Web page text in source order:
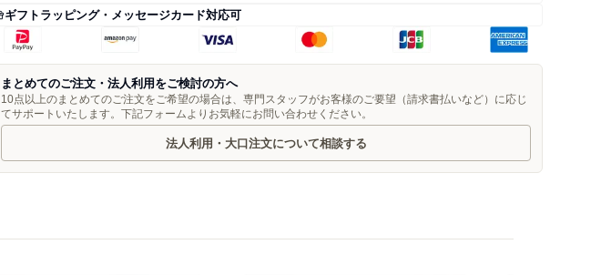
ギフトラッピング・メッセージカード対応可
まとめてのご注文・法人利用をご検討の方へ
10点以上のまとめてのご注文をご希望の場合は、専門スタッフがお客様のご要望（請求書払いなど）に応じ
てサポートいたします。下記フォームよりお気軽にお問い合わせください。
法人利用・大口注文について相談する